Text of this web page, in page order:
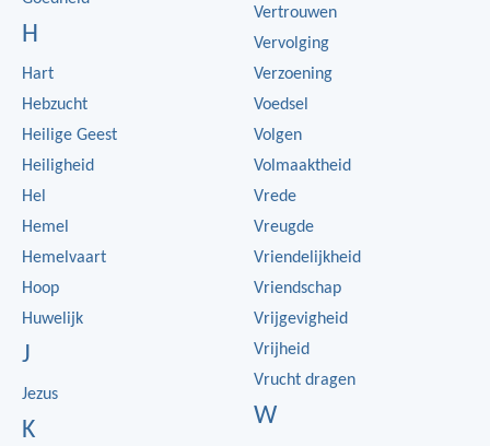
H
Hart
Hebzucht
Heilige Geest
Heiligheid
Hel
Hemel
Hemelvaart
Hoop
Huwelijk
J
Jezus
K
Vertrouwen
Vervolging
Verzoening
Voedsel
Volgen
Volmaaktheid
Vrede
Vreugde
Vriendelijkheid
Vriendschap
Vrijgevigheid
Vrijheid
Vrucht dragen
W